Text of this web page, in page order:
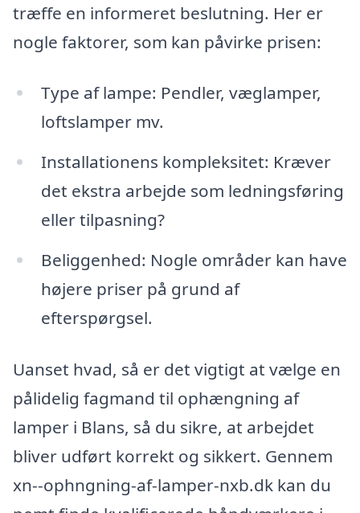
træffe en informeret beslutning. Her er
nogle faktorer, som kan påvirke prisen:
Type af lampe: Pendler, væglamper,
loftslamper mv.
Installationens kompleksitet: Kræver
det ekstra arbejde som ledningsføring
eller tilpasning?
Beliggenhed: Nogle områder kan have
højere priser på grund af
efterspørgsel.
Uanset hvad, så er det vigtigt at vælge en
pålidelig fagmand til ophængning af
lamper i Blans, så du sikre, at arbejdet
bliver udført korrekt og sikkert. Gennem
xn--ophngning-af-lamper-nxb.dk kan du